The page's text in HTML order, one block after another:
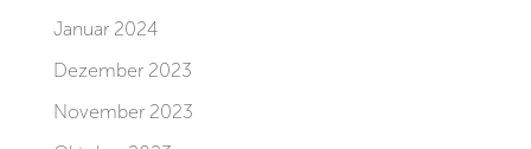
Januar 2024
Dezember 2023
November 2023